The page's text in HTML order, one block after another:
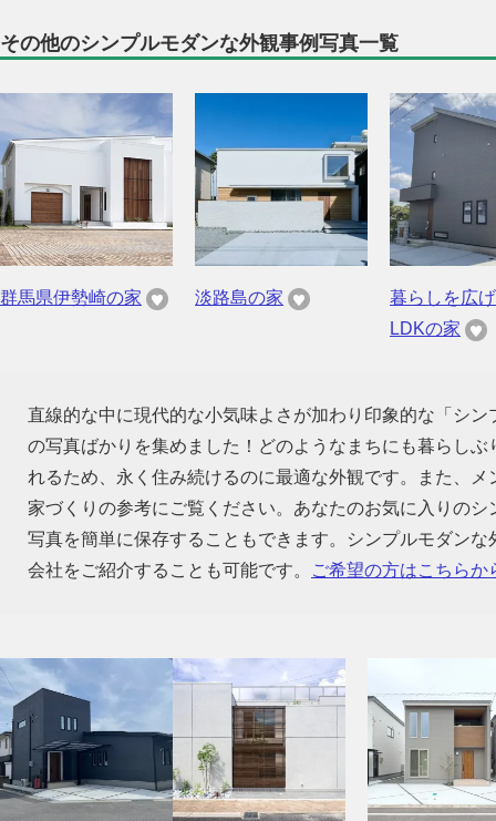
その他のシンプルモダンな外観事例写真一覧
群馬県伊勢崎の家 淡路島の家
暮らしを広
LDKの家
直線的な中に現代的な小気味よさが加わり印象的な「シ
の写真ばかりを集めました！どのようなまちにも暮らし
れるため、永く住み続けるのに最適な外観です。また、
家づくりの参考にご覧ください。あなたのお気に入りの
写真を簡単に保存することもできます。シンプルモダン
会社をご紹介することも可能です。
ご希望の方はこちらか